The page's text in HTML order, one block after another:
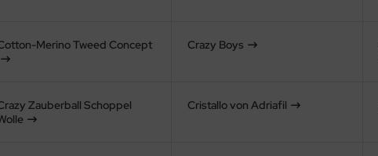
Merino Tweed Concept Crazy Boys
Zauberball Schoppel
Cristallo von Adriafil